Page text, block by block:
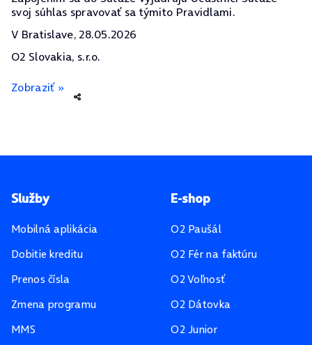
svoj súhlas spravovať sa týmito Pravidlami.
V Bratislave, 28.05.2026
O2 Slovakia, s.r.o.
Zobraziť »
Pätička stránky
Služby
Mobilná aplikácia
Dobitie kreditu
Prenos čísla
Zmena programu
MMS
E-shop
O2 Paušál
O2 Fér na faktúru
O2 Voľnosť
O2 Dátovka
O2 Junior